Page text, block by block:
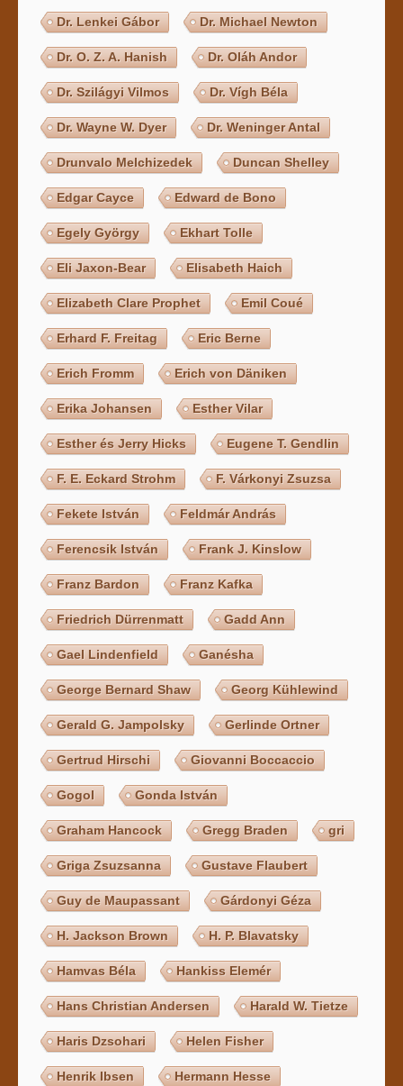
Dr. Lenkei Gábor Dr. Michael Newton
Dr. O. Z. A. Hanish Dr. Oláh Andor
Dr. Szilágyi Vilmos Dr. Vígh Béla
Dr. Wayne W. Dyer Dr. Weninger Antal
Drunvalo Melchizedek Duncan Shelley
Edgar Cayce Edward de Bono
Egely György Ekhart Tolle
Eli Jaxon-Bear Elisabeth Haich
Elizabeth Clare Prophet Emil Coué
Erhard F. Freitag Eric Berne
Erich Fromm Erich von Däniken
Erika Johansen Esther Vilar
Esther és Jerry Hicks Eugene T. Gendlin
F. E. Eckard Strohm F. Várkonyi Zsuzsa
Fekete István Feldmár András
Ferencsik István Frank J. Kinslow
Franz Bardon Franz Kafka
Friedrich Dürrenmatt Gadd Ann
Gael Lindenfield Ganésha
George Bernard Shaw Georg Kühlewind
Gerald G. Jampolsky Gerlinde Ortner
Gertrud Hirschi Giovanni Boccaccio
Gogol Gonda István
Graham Hancock Gregg Braden gri
Griga Zsuzsanna Gustave Flaubert
Guy de Maupassant Gárdonyi Géza
H. Jackson Brown H. P. Blavatsky
Hamvas Béla Hankiss Elemér
Hans Christian Andersen Harald W. Tietze
Haris Dzsohari Helen Fisher
Henrik Ibsen Hermann Hesse